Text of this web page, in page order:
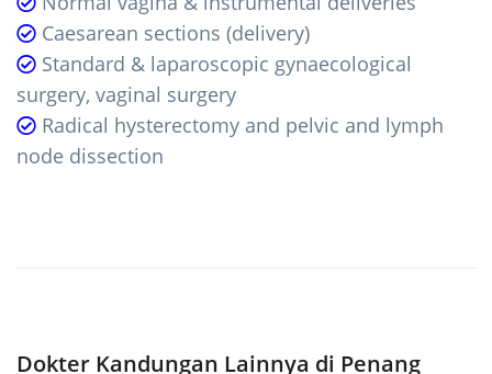
Caesarean sections (delivery)
Standard & laparoscopic gynaecological
surgery, vaginal surgery
Radical hysterectomy and pelvic and lymph
node dissection
Dokter Kandungan Lainnya di Penang